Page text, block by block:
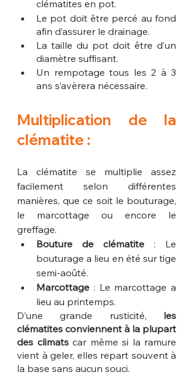
clématites en pot.
Le pot doit être percé au fond
afin d’assurer le drainage.
La taille du pot doit être d’un
diamètre suffisant.
Un rempotage tous les 2 à 3
ans s’avèrera nécessaire.
Multiplication de la
clématite :
La clématite se multiplie assez
facilement selon différentes
manières, que ce soit le bouturage,
le marcottage ou encore le
greffage.
Bouture de clématite : Le
bouturage a lieu en été sur tige
semi-aoûté.
Marcottage : Le marcottage a
lieu au printemps.
D’une grande rusticité, les
clématites conviennent à la plupart
des climats car même si la ramure
vient à geler, elles repart souvent à
la base sans aucun souci.